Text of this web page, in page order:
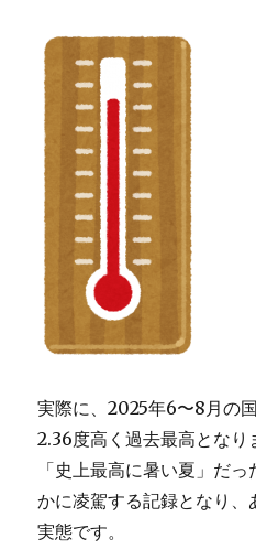
実際に、2025年6〜8月の
2.36度高く過去最高とな
「史上最高に暑い夏」だ
かに凌駕する記録となり
実態です。